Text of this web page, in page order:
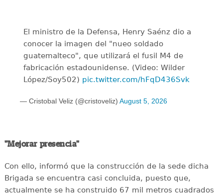
El ministro de la Defensa, Henry Saénz dio a
conocer la imagen del "nueo soldado
guatemalteco", que utilizará el fusil M4 de
fabricación estadounidense. (Video: Wilder
López/Soy502) pic.twitter.com/hFqD436Svk
— Cristobal Veliz (@cristoveliz) August 5, 2026
"Mejorar presencia"
Con ello, informó que la construcción de la sede dicha
Brigada se encuentra casi concluida, puesto que,
actualmente se ha construido 67 mil metros cuadrados